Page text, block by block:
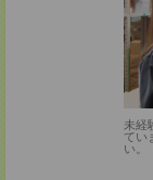
未経
てい
い。